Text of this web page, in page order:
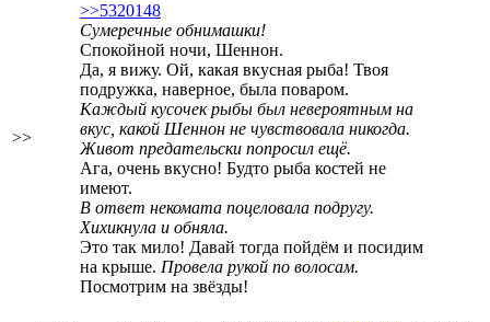
>>
>>5320148
Сумеречные обнимашки!
Спокойной ночи, Шеннон.
Да, я вижу. Ой, какая вкусная рыба! Твоя
подружка, наверное, была поваром.
Каждый кусочек рыбы был невероятным на
вкус, какой Шеннон не чувствовала никогда.
Живот предательски попросил ещё.
Ага, очень вкусно! Будто рыба костей не
имеют.
В ответ некомата поцеловала подругу.
Хихикнула и обняла.
Это так мило! Давай тогда пойдём и посидим
на крыше. Провела рукой по волосам.
Посмотрим на звёзды!